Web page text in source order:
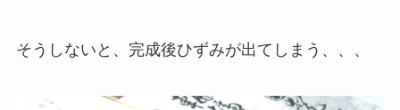
そうしないと、完成後ひずみが出てしまう、、、